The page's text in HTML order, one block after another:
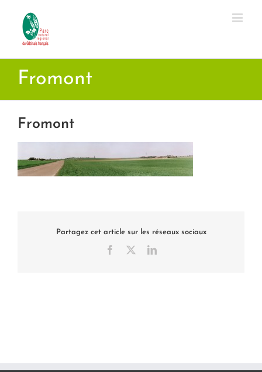
contenu
Fromont
Fromont
Partagez cet article sur les réseaux sociaux
Facebook LinkedIn